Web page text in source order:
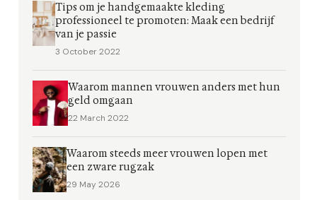
Tips om je handgemaakte kleding
professioneel te promoten: Maak een bedrijf
van je passie
3 October 2022
Waarom mannen vrouwen anders met hun
geld omgaan
22 March 2022
Waarom steeds meer vrouwen lopen met
een zware rugzak
29 May 2026